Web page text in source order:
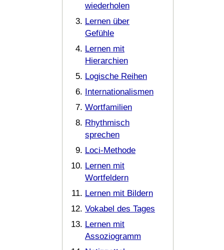
wiederholen
Lernen über
Gefühle
Lernen mit
Hierarchien
Logische Reihen
Internationalismen
Wortfamilien
Rhythmisch
sprechen
Loci-Methode
Lernen mit
Wortfeldern
Lernen mit Bildern
Vokabel des Tages
Lernen mit
Assoziogramm